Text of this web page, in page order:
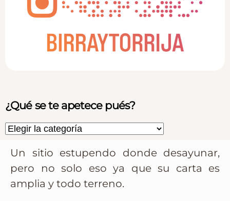
Un sitio estupendo donde desayunar,
pero no solo eso ya que su carta es
amplia y todo terreno.
¿Qué se te apetece pués?